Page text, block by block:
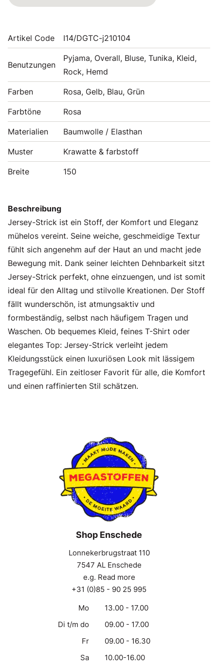
Artikel Code I14/DGTC-j210104
Benutzungen
Pyjama, Overall, Bluse, Tunika, Kleid,
Rock, Hemd
Farben Rosa, Gelb, Blau, Grün
Farbtöne Rosa
Materialien Baumwolle / Elasthan
Muster Krawatte & farbstoff
Breite 150
Beschreibung
Jersey-Strick ist ein Stoff, der Komfort und Eleganz
mühelos vereint. Seine weiche, geschmeidige Textur
fühlt sich angenehm auf der Haut an und macht jede
Bewegung mit. Dank seiner leichten Dehnbarkeit sitzt
Jersey-Strick perfekt, ohne einzuengen, und ist somit
ideal für den Alltag und stilvolle Kreationen. Der Stoff
fällt wunderschön, ist atmungsaktiv und
formbeständig, selbst nach häufigem Tragen und
Waschen. Ob bequemes Kleid, feines T-Shirt oder
elegantes Top: Jersey-Strick verleiht jedem
Kleidungsstück einen luxuriösen Look mit lässigem
Tragegefühl. Ein zeitloser Favorit für alle, die Komfort
und einen raffinierten Stil schätzen.
Shop Enschede
Lonnekerbrugstraat 110
7547 AL Enschede
e.g. Read more
+31 (0)85 - 90 25 995
Mo
13.00 - 17.00
Di t/m do
09.00 - 17.00
Fr
09.00 - 16.30
Sa
10.00-16.00